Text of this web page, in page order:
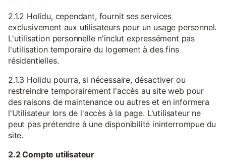
2.1.2 Holidu, cependant, fournit ses services
exclusivement aux utilisateurs pour un usage personnel.
L'utilisation personnelle n'inclut expressément pas
l'utilisation temporaire du logement à des fins
résidentielles.
2.1.3 Holidu pourra, si nécessaire, désactiver ou
restreindre temporairement l'accès au site web pour
des raisons de maintenance ou autres et en informera
l'Utilisateur lors de l'accès à la page. L'utilisateur ne
peut pas prétendre à une disponibilité ininterrompue du
site.
2.2 Compte utilisateur